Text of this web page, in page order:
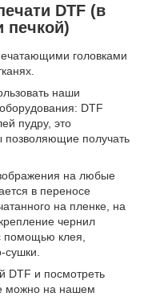
DTF (в
печкой)
головками
наши
DTF
пудру, это
получать
на любые
в переносе
на пленке, на
чернил
помощью клея,
сушки.
DTF и посмотреть
можно на нашем